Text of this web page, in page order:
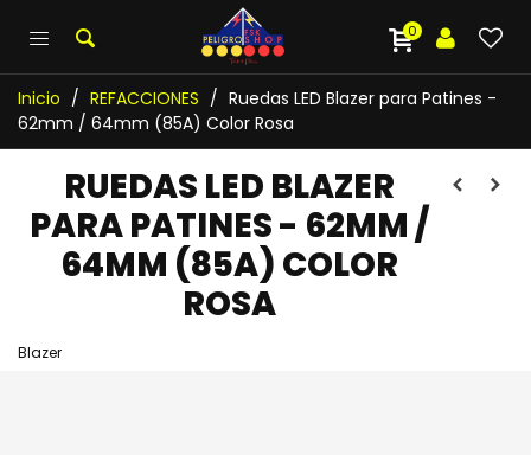
0
Inicio / REFACCIONES / Ruedas LED Blazer para Patines -
62mm / 64mm (85A) Color Rosa
RUEDAS LED BLAZER
PARA PATINES - 62MM /
64MM (85A) COLOR
ROSA
Blazer